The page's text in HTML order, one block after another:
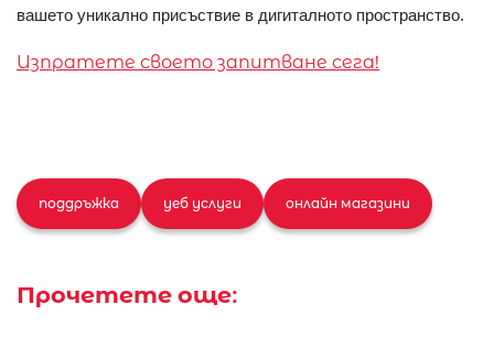
вашето уникално присъствие в дигиталното пространство.
Изпратете своето запитване сега!
поддръжка уеб услуги онлайн магазини
Прочетете още: